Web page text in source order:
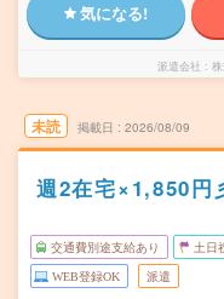
気になる!
派遣会社
未読 掲載日 2026/08/09
週2在宅×1,850円
交通費別途支給あり 土日
WEB登録OK 派遣